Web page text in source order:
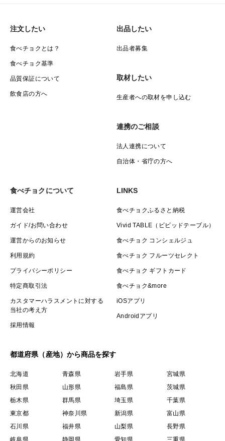
注文したい
食べチョクとは？
食べチョク基準
品質保証について
飲食店の方へ
出品したい
出品者募集
取材したい
生産者への取材を申し込む
連携のご相談
法人連携について
自治体・省庁の方へ
食べチョクについて
運営会社
ガイド/お問い合わせ
運営からのお知らせ
利用規約
プライバシーポリシー
特定商取引法
カスタマーハラスメントに対する
当社の考え方
採用情報
LINKS
食べチョクふるさと納税
Vivid TABLE（ビビッドテーブル）
食べチョク コンシェルジュ
食べチョク フルーツセレクト
食べチョク ギフトカード
食べチョク&more
iOSアプリ
Androidアプリ
都道府県（産地）から商品を探す
北海道 青森県 岩手県
宮城県
秋田県
山形県 福島県
茨城県
栃木県
群馬県 埼玉県
千葉県
東京都
神奈川県 新潟県
富山県
石川県
福井県 山梨県
長野県
岐阜県
静岡県 愛知県 三重県